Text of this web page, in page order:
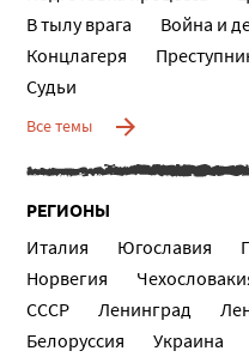
В тылу врага
Война и
Концлагеря
Судьи
Все темы
РЕГИОНЫ
Италия Югославия
Норвегия
СССР
Ленинград
Белоруссия
Украина